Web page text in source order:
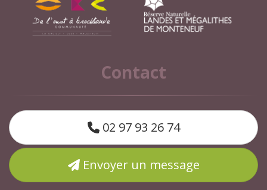
Contact
02 97 93 26 74
Envoyer un message